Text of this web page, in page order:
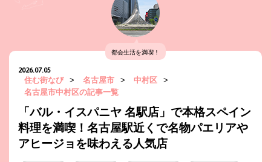
都会生活を満喫！
2026.07.05
住む街なび > 名古屋市 > 中村区
>
名古屋市中村区の記事一覧
「バル・イスパニヤ 名駅店」で本格スペイン
料理を満喫！名古屋駅近くで名物パエリアや
アヒージョを味わえる人気店